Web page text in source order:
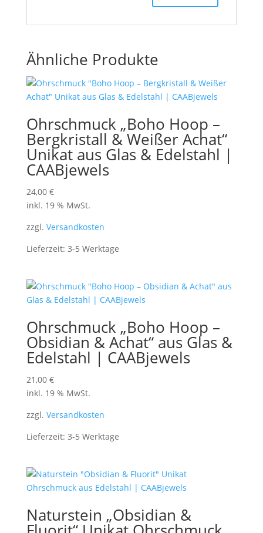
Ähnliche Produkte
Ohrschmuck „Boho Hoop –
Bergkristall & Weißer Achat“
Unikat aus Glas & Edelstahl |
CAABjewels
24,00 €
inkl. 19 % MwSt.
zzgl. Versandkosten
Lieferzeit: 3-5 Werktage
Ohrschmuck „Boho Hoop –
Obsidian & Achat“ aus Glas &
Edelstahl | CAABjewels
21,00 €
inkl. 19 % MwSt.
zzgl. Versandkosten
Lieferzeit: 3-5 Werktage
Naturstein „Obsidian &